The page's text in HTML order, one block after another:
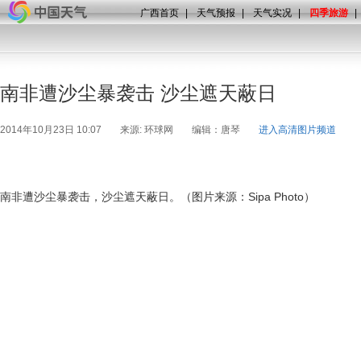
广西首页 | 天气预报 | 天气实况 | 四季旅游 |
南非遭沙尘暴袭击 沙尘遮天蔽日
2014年10月23日 10:07 来源: 环球网 编辑：唐琴 进入高清图片频道
南非遭沙尘暴袭击，沙尘遮天蔽日。（图片来源：Sipa Photo）